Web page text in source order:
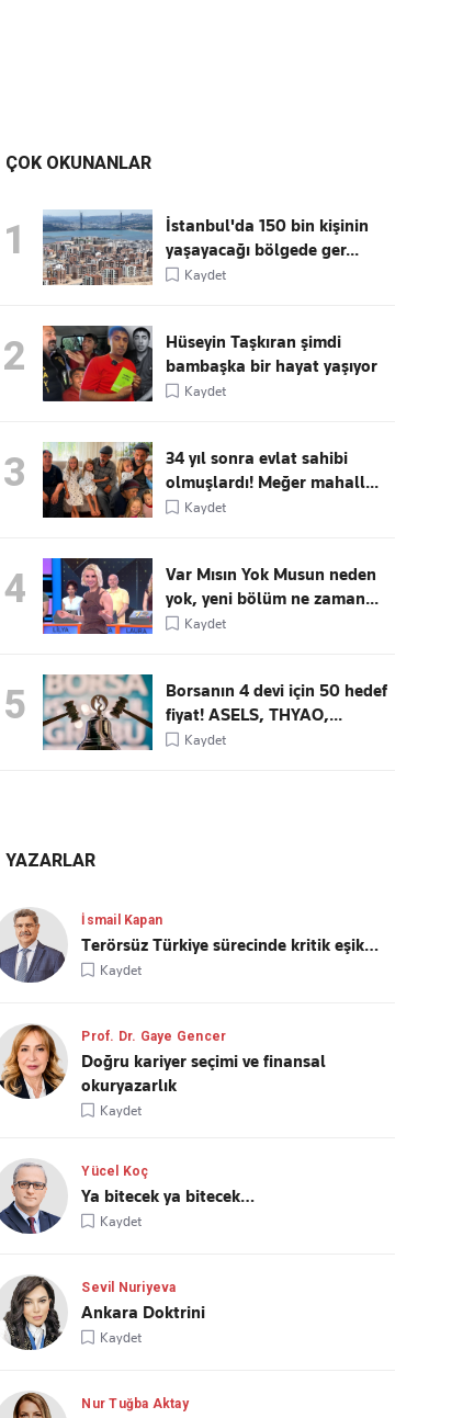
ÇOK OKUNANLAR
1
İstanbul'da 150 bin kişinin
yaşayacağı bölgede ger...
Kaydet
2
Hüseyin Taşkıran şimdi
bambaşka bir hayat yaşıyor
Kaydet
3
34 yıl sonra evlat sahibi
olmuşlardı! Meğer mahall...
Kaydet
4
Var Mısın Yok Musun neden
yok, yeni bölüm ne zaman...
Kaydet
5
Borsanın 4 devi için 50 hedef
fiyat! ASELS, THYAO,...
Kaydet
YAZARLAR
İsmail Kapan
Terörsüz Türkiye sürecinde kritik eşik…
Kaydet
Prof. Dr. Gaye Gencer
Doğru kariyer seçimi ve finansal
okuryazarlık
Kaydet
Yücel Koç
Ya bitecek ya bitecek…
Kaydet
Sevil Nuriyeva
Ankara Doktrini
Kaydet
Nur Tuğba Aktay